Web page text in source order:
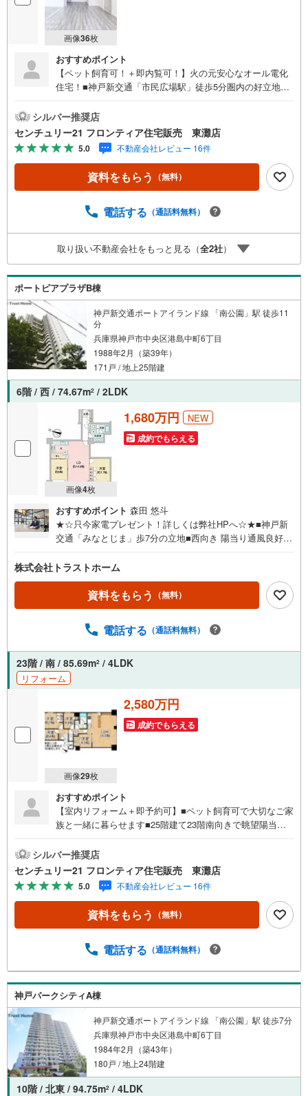
画像36枚
おすすめポイント
【ペット飼育可！＋即内覧可！】火の元安心なオール電化
住宅！■神戸新交通「市民広場駅」徒歩5分圏内の好立地！
月リフォーム！ 特徴・スーパー・コンビニまで徒歩10分圏
内で生活至便！・全室洋室、豊富な収納スペースあり！・
ワイドバルコニー毎日気持ち良くお洗濯！ リフォーム内
容・システムキッチン、洗面化粧台、ユニットバス、トイ
レ新調・洗濯パン新調・クロス、フローリング貼替・建具
交換・和室から洋室に変更・ハウスクリーニングなど 立
扱い方のプロ、ファイナンシャルプランナーが資金計画を
あり！3.たくさんの銀行と繋がりがあるため、最も低金利
になるように審査が可能！4.物件のお引渡し後に必要にな
ったお家のリフォームも弊社のリフォームプランナーがご
提案！5.定期的にご連絡を繋ぎ、有事の際に迅速にサポー
トいたします
シルバー推奨店
センチュリー21 フロンティア住宅販売 東灘店
5.0 不動産会社レビュー 16件
資料をもらう （無料）
電話する （通話料無料）
取り扱い不動産会社をもっと見る（全2社）
ポートピアプラザB棟
神戸新交通ポートアイランド線 「南公園」駅 徒歩11
分
兵庫県神戸市中央区港島中町6丁目
1988年2月（築39年）
171戸 / 地上25階建
6階 / 西 / 74.67m2 / 2LDK
画像4枚
1,680万円 NEW
成約でもらえる
おすすめポイント 森田 悠斗
★☆只今家電プレゼント！詳しくは弊社HPへ☆★■神戸新
交通「みなとじま」歩7分の立地■西向き 陽当り通風良好■7
ング■全居室6帖以上あるゆとりある間取■住空間スッキ
リ！全居室・洗面室収納■モニタ付インターホン有でセキュ
リティ安心■全室洋室でお掃除かんたん♪■小・中学校、ス
ーパー、病院が徒歩10分圏内で生活便利〈周辺環境〉♪義
しは、トラストホームにお任せください！〇定休日はござ
たえします♪〇急なご予約も大歓迎です♪〇住宅ローン相
談、買替相談もお任せください！詳しくは弊社HPをご覧く
ださいませ♪〇神戸市全域、明石・芦屋・西宮・宝塚・三
田市など 幅広いエリアで物件のご紹介が可能です♪
株式会社トラストホーム
資料をもらう （無料）
電話する （通話料無料）
23階 / 南 / 85.69m2 / 4LDK
リフォーム
画像29枚
2,580万円
成約でもらえる
おすすめポイント
【室内リフォーム＋即予約可】■ペット飼育可で大切なご家
族と一緒に暮らせます■25階建て23階南向きで眺望陽当た
通学にも安心の距離 特徴・スーパーグルメシティまで徒歩
10分、ファミリマートまで徒歩4分とお買い物に便利な立
地・各居室には収納があり収納スペース豊富でお部屋が整
います・LDK15.3帖ありご家族ゆったり過ごせます リフォ
ーム内容・キッチン/バス/トイレ/洗面 新調・全室クロス
張替え・フローリング張替え・建具交換 立地●港島学園小
選ばれる理由 1.お金の扱い方のプロ、ファイナンシャルプ
できる売却専門チームあり！3.たくさんの銀行と繋がりが
あるため、最も低金利になるように審査が可能！弊社は専
門家同士が連携をとっているため、より多くの知見がござ
います。お気軽にお問合せください！
シルバー推奨店
センチュリー21 フロンティア住宅販売 東灘店
5.0 不動産会社レビュー 16件
資料をもらう （無料）
電話する （通話料無料）
神戸パークシティA棟
神戸新交通ポートアイランド線 「南公園」駅 徒歩7分
兵庫県神戸市中央区港島中町6丁目
1984年2月（築43年）
180戸 / 地上24階建
10階 / 北東 / 94.75m2 / 4LDK